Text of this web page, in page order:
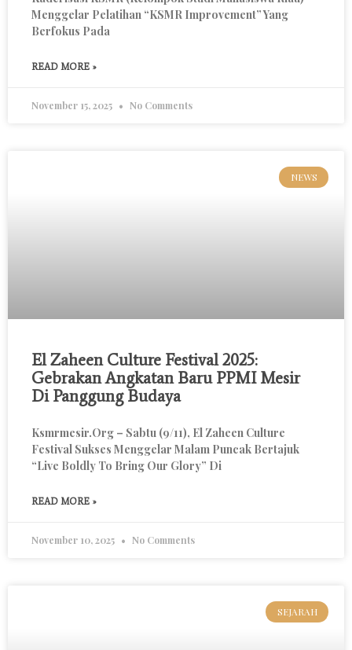
Menggelar Pelatihan “KSMR Improvement” Yang
Berfokus Pada
READ MORE »
November 15, 2025 No Comments
NEWS
El Zaheen Culture Festival 2025:
Gebrakan Angkatan Baru PPMI Mesir
Di Panggung Budaya
Ksmrmesir.org – Sabtu (9/11), El Zaheen Culture
Festival Sukses Menggelar Malam Puncak Bertajuk
“Live Boldly To Bring Our Glory” Di
READ MORE »
November 10, 2025 No Comments
SEJARAH